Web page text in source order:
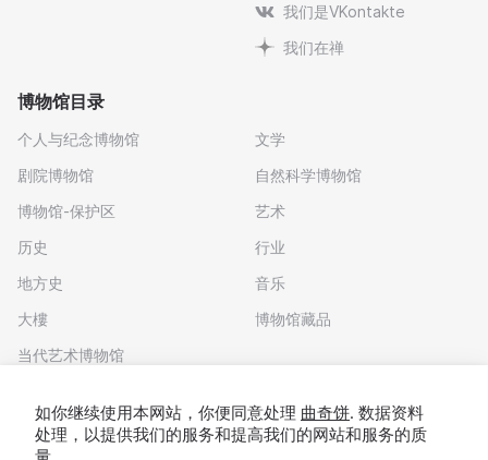
我们是VKontakte
我们在禅
博物馆目录
个人与纪念博物馆
剧院博物馆
博物馆-保护区
历史
地方史
大樓
当代艺术博物馆
文学
自然科学博物馆
艺术
行业
音乐
博物馆藏品
如你继续使用本网站，你便同意处理 曲奇饼. 数据资料
处理，以提供我们的服务和提高我们的网站和服务的质